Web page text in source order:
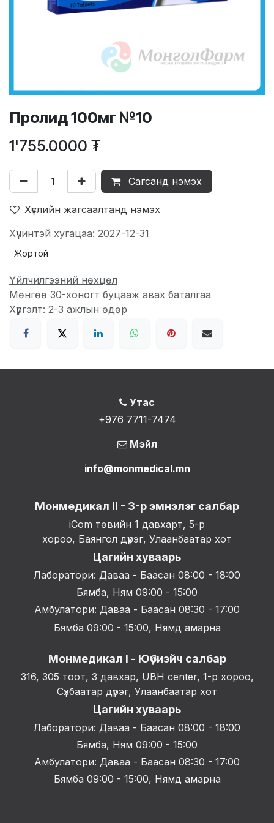
Пролид 100мг №10
1'755.0000 ₮
Сагсанд нэмэх
Хүслийн жагсаалтанд нэмэх
Хүчинтэй хугацаа: 2027-12-31
Жортой
Үйлчилгээний нөхцөл
Мөнгөө 30-хоногт буцааж авах баталгаа
Хүргэлт: 2-3 ажлын өдөр
Утас
+976 7711-7474
Мэйл
info@monmedical.mn
Монмедикал II - 3-р эмнэлэг салбар
iCom төвийн 1 давхарт, 5-р
хороо, Баянгол дүүрэг, Улаанбаатар хот
Цагийн хуваарь
Лаборатори: Даваа - Баасан 08:00 - 18:00
Бямба, Ням 09:00 - 15:00
Амбулатори: Даваа - Баасан 08:30 - 17:00
Бямба 09:00 - 15:00, Нямд амарна
Монмедикал I - Юүбиэйч салбар
316, 305 тоот, 3 давхар, UBH center, 1-р хороо,
Сүхбаатар дүүрэг, Улаанбаатар хот
Цагийн хуваарь
Лаборатори: Даваа - Баасан 08:00 - 18:00
Бямба, Ням 09:00 - 15:00
Амбулатори: Даваа - Баасан 08:30 - 17:00
Бямба 09:00 - 15:00, Нямд амарна